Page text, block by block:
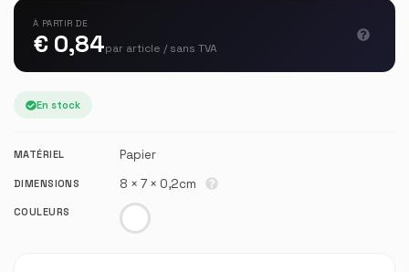
À PARTIR DE
€ 0,84par article / sans TVA
En stock
MATÉRIEL Papier
DIMENSIONS 8 × 7 × 0,2cm
COULEURS